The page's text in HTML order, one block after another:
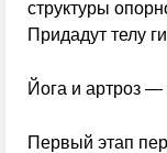
структуры
Придадут телу
Йога и артроз —
Первый этап